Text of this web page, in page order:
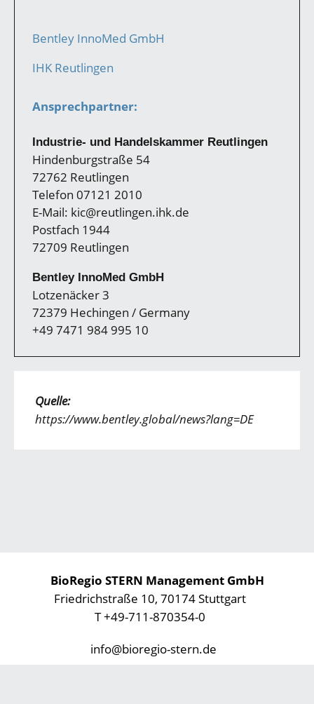
Bentley InnoMed GmbH
IHK Reutlingen
Ansprechpartner:
Industrie- und Handelskammer Reutlingen
Hindenburgstraße 54
72762 Reutlingen
Telefon 07121 2010
E-Mail: kic@reutlingen.ihk.de
Postfach 1944
72709 Reutlingen
Bentley InnoMed GmbH
Lotzenäcker 3
72379 Hechingen / Germany
+49 7471 984 995 10
Quelle:
https://www.bentley.global/news?lang=DE
BioRegio STERN Management GmbH
Friedrichstraße 10, 70174 Stuttgart
T +49-711-870354-0
info@bioregio-stern.de